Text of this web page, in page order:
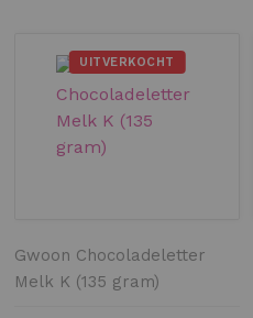
UITVERKOCHT
Gwoon Chocoladeletter
Melk K (135 gram)